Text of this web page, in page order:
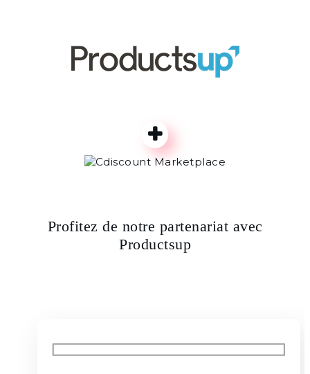
Profitez de notre partenariat avec
Productsup